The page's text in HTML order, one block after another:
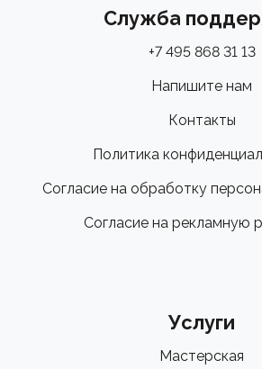
Служба
+7 495 868 31 13
Напишите нам
Контакты
Политика
Согласие на обработку
Согласие на рекламную
Услуги
Мастерская